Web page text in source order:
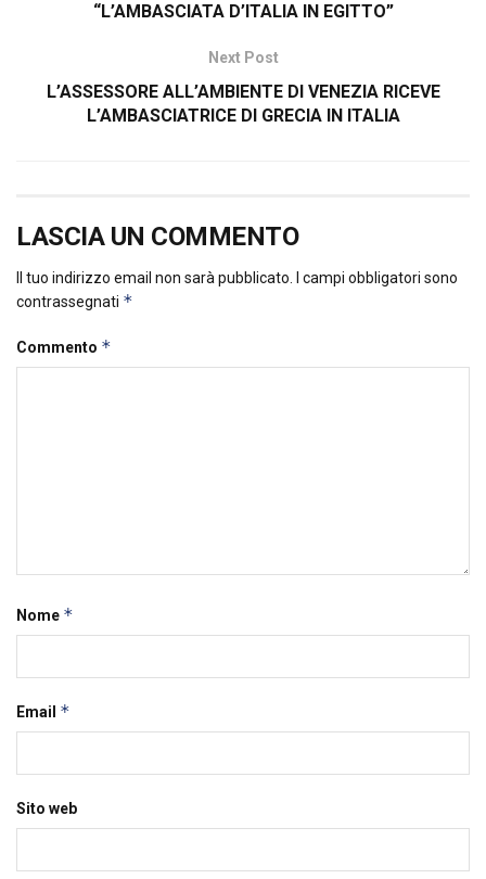
“L’AMBASCIATA D’ITALIA IN EGITTO”
Next Post
L’ASSESSORE ALL’AMBIENTE DI VENEZIA RICEVE
L’AMBASCIATRICE DI GRECIA IN ITALIA
LASCIA UN COMMENTO
Il tuo indirizzo email non sarà pubblicato.
I campi obbligatori sono
contrassegnati *
Commento *
Nome *
Email *
Sito web